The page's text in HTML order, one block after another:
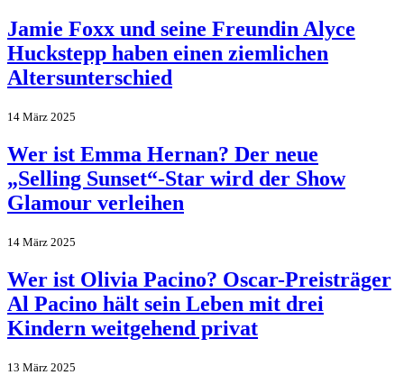
Jamie Foxx und seine Freundin Alyce
Huckstepp haben einen ziemlichen
Altersunterschied
14 März 2025
Wer ist Emma Hernan? Der neue
„Selling Sunset“-Star wird der Show
Glamour verleihen
14 März 2025
Wer ist Olivia Pacino? Oscar-Preisträger
Al Pacino hält sein Leben mit drei
Kindern weitgehend privat
13 März 2025